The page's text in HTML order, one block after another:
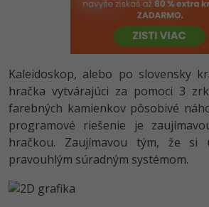
-80%
C++ -80%
Swift -80%
Kotlin -80%
Céčko
Kaleidoskop, alebo po slovensky
hračka vytvárajúci za pomoci 3
farebných kamienkov pôsobivé
programové riešenie je
hračkou. Zaujímavou tým, že si
pravouhlým súradným systémom.